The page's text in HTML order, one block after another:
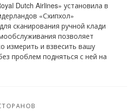
Dutch Airlines» установила в
«Схипхол»
сканирования ручной клади
позволяет
измерить и взвесить вашу
проблем подняться с ней на